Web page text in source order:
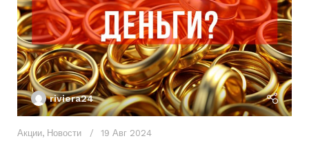
БРЕНД ИНСТРУМЕНТА
riviera24
Акции, Новости 19 Авг 2024